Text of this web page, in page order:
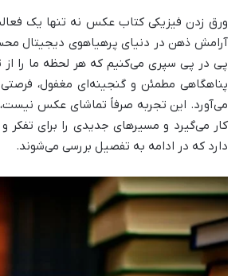
ورق زدن فیزیکی کتاب عکس نه تنها یک
آرامش ذهن در دنیای پرهیاهوی دیجیتال
پی در پی سپری می‌کنیم که هر لحظه ما را
پناهگاهی مطمئن و گنجینه‌ای مغفول،
می‌آورد. این تجربه صرفاً تماشای عکس
کار می‌گیرد و مسیرهای جدیدی را برای تفکر
دارد که در ادامه به تفصیل بررسی می‌شوند.